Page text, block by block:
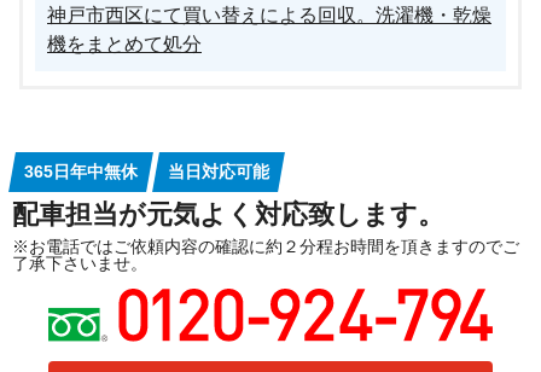
神戸市西区にて買い替えによる回収。洗濯機・乾燥
機をまとめて処分
365日年中無休 当日対応可能
配車担当が元気よく対応致します。
※お電話ではご依頼内容の確認に約２分程お時間を頂きますのでご
了承下さいませ。